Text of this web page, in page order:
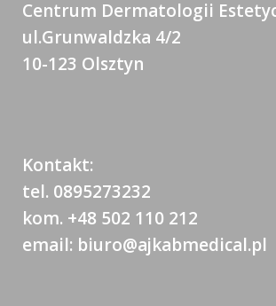
Centrum Dermatologii
ul.Grunwaldzka 4/2
10-123 Olsztyn
Kontakt:
tel. 0895273232
kom. +48 502 110 212
email: biuro@ajkabmedical.pl